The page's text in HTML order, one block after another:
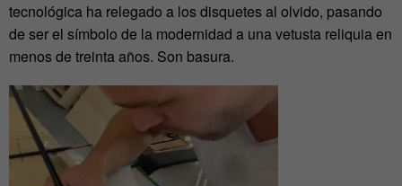
tecnológica ha relegado a los disquetes al olvido, pasando
de ser el símbolo de la modernidad a una vetusta reliquia en
menos de treinta años. Son basura.